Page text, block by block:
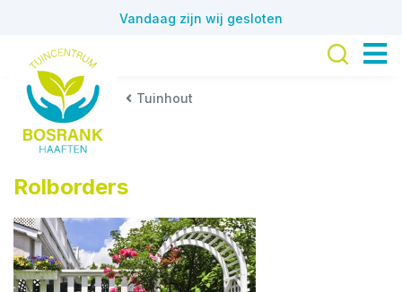
Tuinhout
Vandaag zijn wij gesloten
Rolborders